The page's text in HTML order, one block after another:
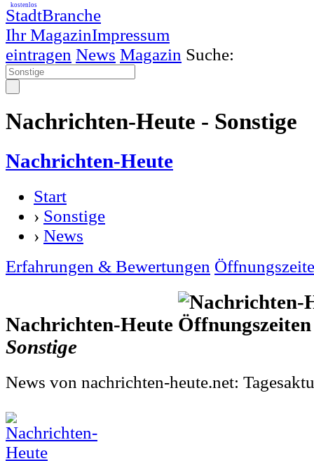
StadtBranche
Ihr MagazinImpressum
kostenlos
eintragen News Magazin Suche:
Nachrichten-Heute - Sonstige
Nachrichten-Heute
Start
› Sonstige
› News
Erfahrungen & Bewertungen
Nachrichten-Heute
Sonstige
News von nachrichten-heute.net: